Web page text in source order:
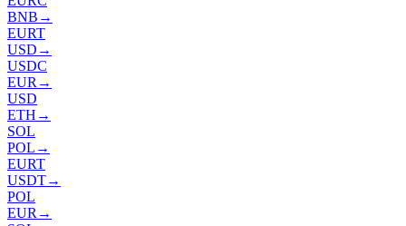
BNB →
EURT
USD →
USDC
EUR →
USD
ETH →
SOL
POL →
EURT
USDT→
POL
EUR →